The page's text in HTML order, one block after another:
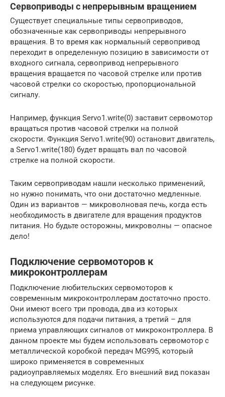
Сервоприводы с непрерывным вращением
Существует специальные типы сервоприводов,
обозначенные как сервоприводы непрерывного
вращения. В то время как нормальный сервопривод
переходит в определенную позицию в зависимости от
входного сигнала, сервопривод непрерывного
вращения вращается по часовой стрелке или против
часовой стрелки со скоростью, пропорциональной
сигналу.
Например, функция Servo1.write(0) заставит сервомотор
вращаться против часовой стрелки на полной
скорости. Функция Servo1.write(90) остановит двигатель,
а Servo1.write(180) будет вращать вал по часовой
стрелке на полной скорости.
Таким сервоприводам нашли несколько применений,
но нужно понимать, что они достаточно медленные.
Один из вариантов — микроволновая печь, когда есть
необходимость в двигателе для вращения продуктов
питания. Но будьте осторожны, микроволны — опасное
дело!
Подключение сервомоторов к
микроконтроллерам
Подключение любительских сервомоторов к
современным микроконтроллерам достаточно просто.
Они имеют всего три провода, два из которых
используются для подачи питания, а третий – для
приема управляющих сигналов от микроконтроллера. В
данном проекте мы будем использовать сервомотор с
металлической коробкой передач MG995, который
широко применяется в современных
радиоуправляемых моделях. Его внешний вид показан
на следующем рисунке.